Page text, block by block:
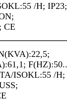
/H;
CE
ISOKL:55 /H;